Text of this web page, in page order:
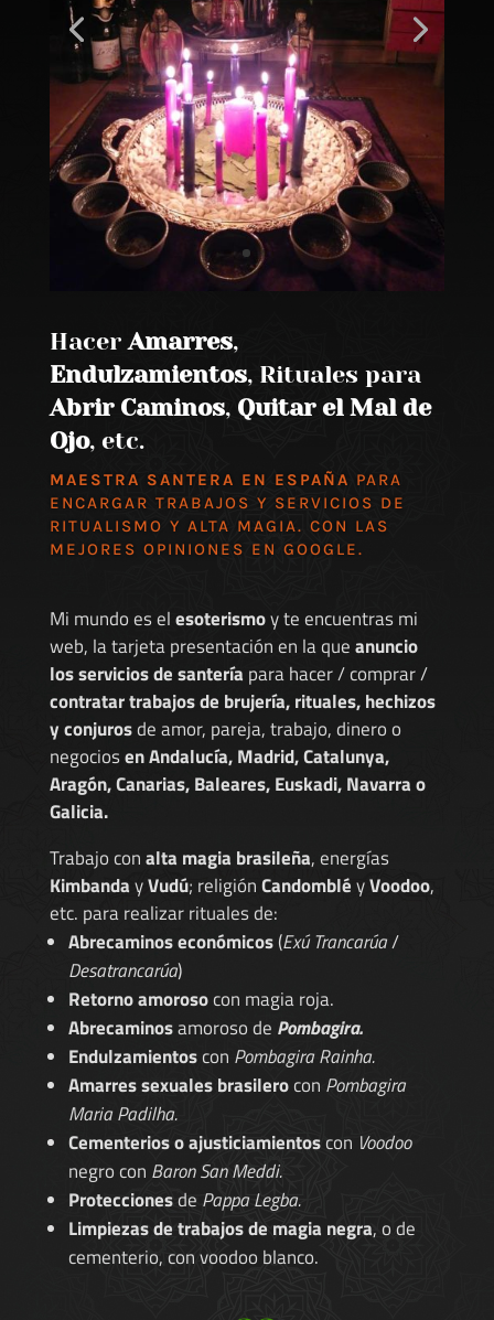
Hacer Amarres,
Endulzamientos, Rituales para
Abrir Caminos, Quitar el Mal de
Ojo, etc.
MAESTRA SANTERA EN ESPAÑA PARA
ENCARGAR TRABAJOS Y SERVICIOS DE
RITUALISMO Y ALTA MAGIA. CON LAS
MEJORES OPINIONES EN GOOGLE.
Mi mundo es elesoterismoy te encuentras mi
web, la tarjeta presentación en la queanuncio
los servicios de santería para hacer / comprar /
contratar trabajos de brujería, rituales, hechizos
y conjurosde amor, pareja, trabajo, dinero o
negociosen Andalucía, Madrid, Catalunya,
Aragón, Canarias, Baleares, Euskadi, Navarra o
Galicia.
Trabajo conalta magia brasileña, energías
KimbandayVudú; religiónCandombléyVoodoo,
etc. para realizar rituales de:
Abrecaminos económicos(Exú Trancarúa/
Desatrancarúa)
Retorno amorosocon magia roja.
Abrecaminosamoroso de Pombagira.
Endulzamientoscon Pombagira Rainha.
Amarres sexuales brasilerocon Pombagira
Maria Padilha.
Cementerios o ajusticiamientoscon Voodoo
negro con Baron San Meddi.
Proteccionesde Pappa Legba.
Limpiezas de trabajos de magia negra, o de
cementerio, con voodoo blanco.